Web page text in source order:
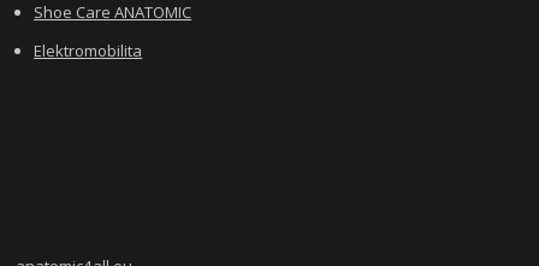
Shoe Care ANATOMIC
Elektromobilita